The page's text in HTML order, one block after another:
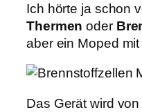
Ich hörte ja schon
Thermen oder
aber ein Moped
Das Gerät wird